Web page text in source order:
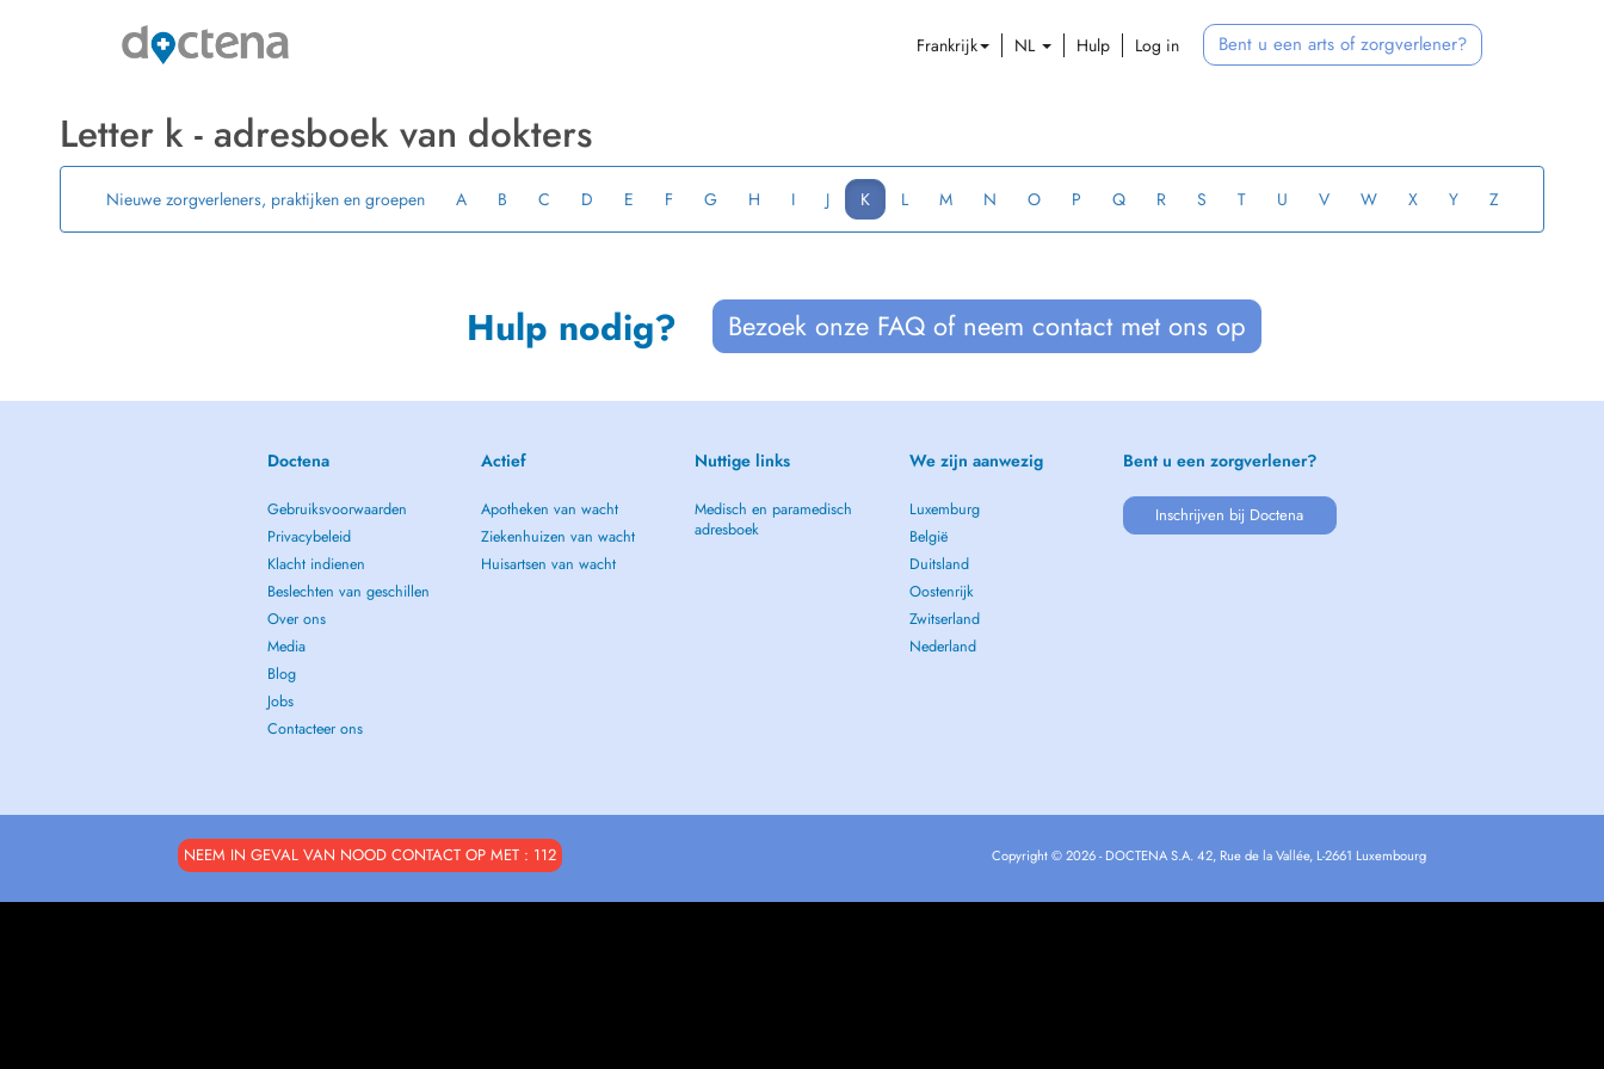
Frankrijk NL Hulp Log in Bent u een arts of zorgverlener?
Letter k - adresboek van dokters
Nieuwe zorgverleners, praktijken en groepen A B C D E F G H I J K L M N O P Q R S T U V W X Y Z
Hulp nodig? Bezoek onze FAQ of neem contact met ons op
Doctena
Gebruiksvoorwaarden
Privacybeleid
Klacht indienen
Beslechten van geschillen
Over ons
Media
Blog
Jobs
Contacteer ons
Actief
Apotheken van wacht
Ziekenhuizen van wacht
Huisartsen van wacht
Nuttige links
Medisch en paramedisch
adresboek
We zijn aanwezig
Luxemburg
België
Duitsland
Oostenrijk
Zwitserland
Nederland
Bent u een zorgverlener?
Inschrijven bij Doctena
NEEM IN GEVAL VAN NOOD CONTACT OP MET : 112 Copyright © 2026 - DOCTENA S.A. 42, Rue de la Vallée, L-2661 Luxembourg